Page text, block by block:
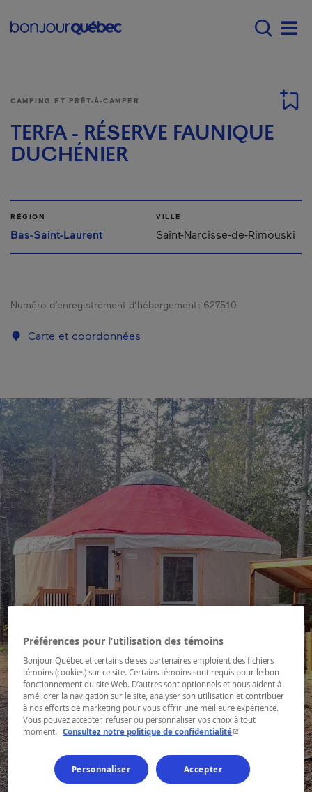
Main navigation -
CAMPING ET PRÊT-À-CAMPER
TERFA - RÉSERVE FAUNIQUE
DUCHÉNIER
RÉGION
Bas-Saint-Laurent
VILLE
Saint-Narcisse-de-Rimouski
Numéro d’enregistrement d’hébergement : 627510
Carte et coordonnées
Préférences pour l’utilisation des témoins
Bonjour Québec et certains de ses partenaires emploient des fichiers
témoins (cookies) sur ce site. Certains témoins sont requis pour le bon
fonctionnement du site Web. D’autres sont optionnels et nous aident à
améliorer la navigation sur le site, analyser son utilisation et contribuer
à nos efforts de marketing pour vous offrir une meilleure expérience.
Vous pouvez accepter, refuser ou personnaliser vos choix à tout
moment. Consultez notre politique de confidentialité- Cet hyperlien
Personnaliser Accepter